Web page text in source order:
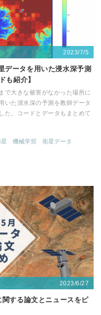
2023/7/5
データを用いた浸水深予測
も紹介】
で大きな被害がなかった場所に
いた浸水深の予測を教師データ
た。コードとデータもまとめて
機械学習
衛星データ
2023/6/27
関する論文とニュースをピ